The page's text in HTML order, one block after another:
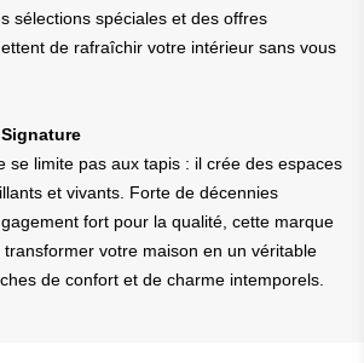
sélections spéciales et des offres
de rafraîchir votre intérieur sans vous
se limite pas aux tapis : il crée des espaces
et vivants. Forte de décennies
fort pour la qualité, cette marque
votre maison en un véritable
de confort et de charme intemporels.